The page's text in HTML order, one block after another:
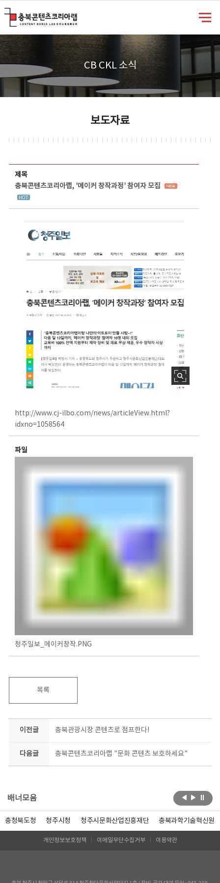
CB CKL 소식
보도자료
제목
충북콘텐츠코리아랩, '메이커 창작과정' 참여자 모집
http://www.cj-ilbo.com/news/articleView.html?
idxno=1058564
파일
청주일보_메이커창작.PNG
목록
이전글 충북관광시장 콘텐츠로 점프한다!
다음글 충북콘텐츠코리아랩 "문화 콘텐츠 보호하세요"
배너모음
충청북도청 청주시청 청주시문화산업진흥재단 충북과학기술혁신원
개인정보보호정책 이메일무단수집거부 이용약관